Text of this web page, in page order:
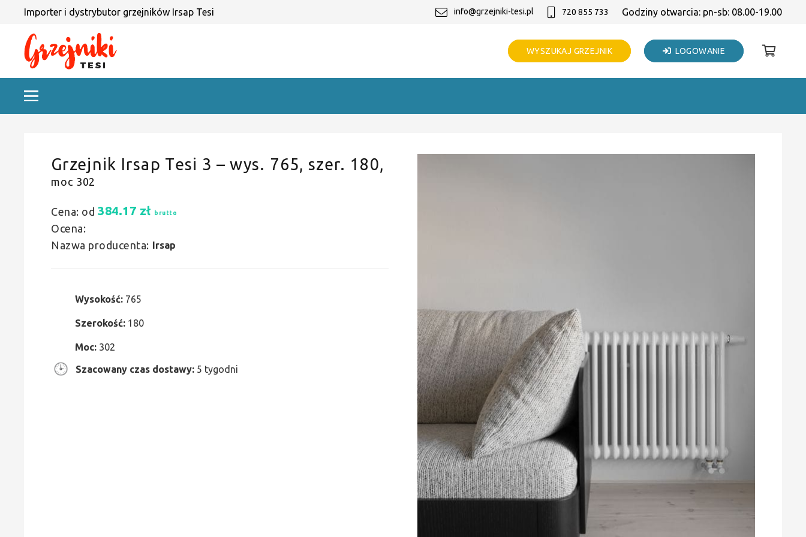
Importer i dystrybutor grzejników Irsap Tesi info@grzejniki-tesi.pl 720 855 733 Godziny otwarcia: pn-sb: 08.00-19.00
WYSZUKAJ GRZEJNIK LOGOWANIE
Grzejnik Irsap Tesi 3 – wys. 765, szer. 180,
moc 302
Cena: od 384.17 zł brutto
Ocena:
Nazwa producenta: Irsap
Wysokość: 765
Szerokość: 180
Moc: 302
Szacowany czas dostawy: 5 tygodni